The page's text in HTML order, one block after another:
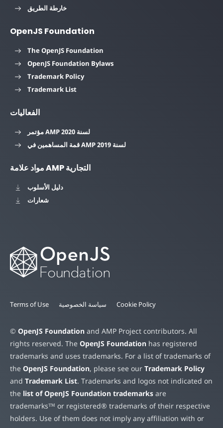
خارطة الطريق
OpenJS Foundation
The OpenJS Foundation
OpenJS Foundation Bylaws
Trademark Policy
Trademark List
الفعاليات
مؤتمر AMP لسنة 2020
قمة المساهمين في AMP لسنة 2019
مواد علامة AMP التجارية
دليل الأسلوب
شعارات
Terms of Use سياسة الخصوصية Cookie Policy
© OpenJS Foundation and AMP Project contributors. All
rights reserved. The OpenJS Foundation has registered
trademarks and uses trademarks. For a list of trademarks of
the OpenJS Foundation, please see our Trademark Policy
and Trademark List. Trademarks and logos not indicated on
the list of OpenJS Foundation trademarks are
trademarks™ or registered® trademarks of their respective
holders. Use of them does not imply any affiliation with or